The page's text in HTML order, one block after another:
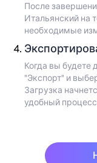
После
Итальянский на
необходимые
Когда вы будете
"Экспорт" и
Загрузка
удобный